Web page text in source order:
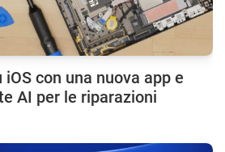
con una nuova app e
AI per le riparazioni